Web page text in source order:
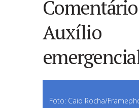
Auxílio
Foto: Caio Rocha/